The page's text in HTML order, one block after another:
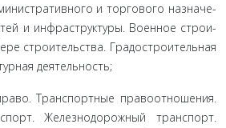
и торгового назначе­
и инфраструктуры. Военное строи­
строительства. Градостроительная
деятельность;
Транспортные правоотношения.
Железнодорожный транспорт.